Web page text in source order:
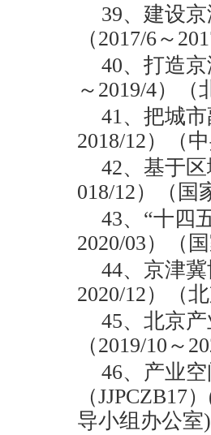
39、建设
（2017/6～
40、打造
～2019/4）（
41、把城
2018/12）（
42、基于
018/12）（国
43、“十四
2020/03）（
44、京津
2020/12）（
45、北京
（2019/10～
46、产业
（JJPCZB17
导小组办公室